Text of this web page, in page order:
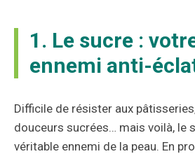
1. Le sucre :
ennemi anti-
Difficile de résister aux
douceurs sucrées… mais voilà, le
véritable ennemi de la peau. En